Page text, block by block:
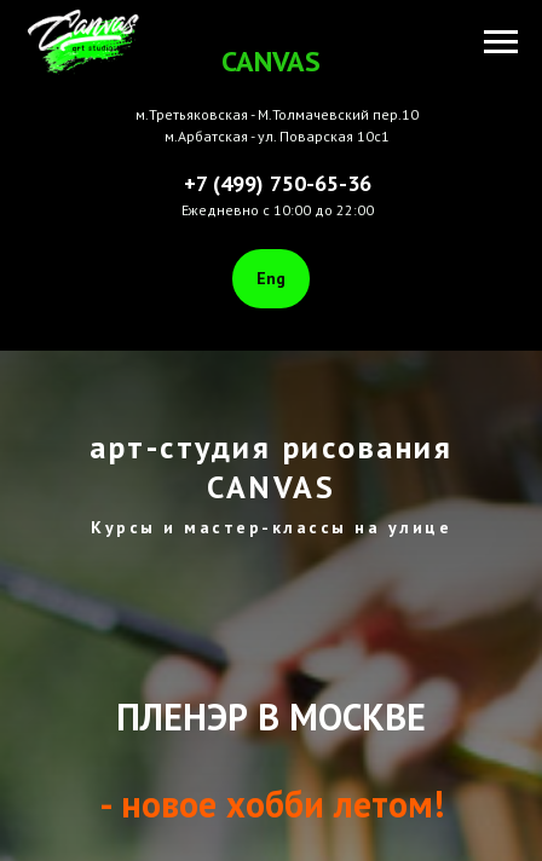
CANVAS
м.Третьяковская - М.Толмачевский пер.10
м.Арбатская - ул. Поварская 10с1
+7 (499) 750-65-36
Ежедневно с 10:00 до 22:00
Eng
арт-студия рисования
CANVAS
Курсы и мастер-классы на улице
ПЛЕНЭР В МОСКВЕ
- новое хобби летом!